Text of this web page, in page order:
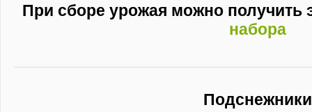
При сборе урожая можно
набора
Подснежники